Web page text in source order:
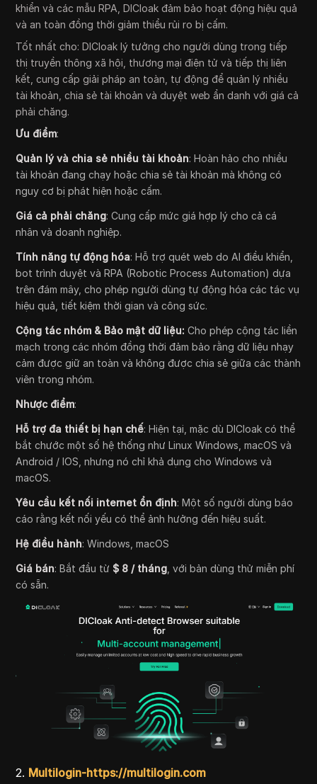
khiển và các mẫu RPA, DICloak đảm bảo hoạt động hiệu quả
và an toàn đồng thời giảm thiểu rủi ro bị cấm.
Tốt nhất cho: DICloak lý tưởng cho người dùng trong tiếp
thị truyền thông xã hội, thương mại điện tử và tiếp thị liên
kết, cung cấp giải pháp an toàn, tự động để quản lý nhiều
tài khoản, chia sẻ tài khoản và duyệt web ẩn danh với giá cả
phải chăng.
Ưu điểm:
Quản lý và chia sẻ nhiều tài khoản: Hoàn hảo cho nhiều
tài khoản đang chạy hoặc chia sẻ tài khoản mà không có
nguy cơ bị phát hiện hoặc cấm.
Giá cả phải chăng: Cung cấp mức giá hợp lý cho cả cá
nhân và doanh nghiệp.
Tính năng tự động hóa: Hỗ trợ quét web do AI điều khiển,
bot trình duyệt và RPA (Robotic Process Automation) dựa
trên đám mây, cho phép người dùng tự động hóa các tác vụ
hiệu quả, tiết kiệm thời gian và công sức.
Cộng tác nhóm & Bảo mật dữ liệu:Cho phép cộng tác liền
mạch trong các nhóm đồng thời đảm bảo rằng dữ liệu nhạy
cảm được giữ an toàn và không được chia sẻ giữa các thành
viên trong nhóm.
Nhược điểm:
Hỗ trợ đa thiết bị hạn chế: Hiện tại, mặc dù DICloak có thể
bắt chước một số hệ thống như Linux Windows, macOS và
Android / IOS, nhưng nó chỉ khả dụng cho Windows và
macOS.
Yêu cầu kết nối internet ổn định: Một số người dùng báo
cáo rằng kết nối yếu có thể ảnh hưởng đến hiệu suất.
Hệ điều hành: Windows, macOS
Giá bán: Bắt đầu từ $ 8 / tháng , với bản dùng thử miễn phí
có sẵn.
2. Multilogin-https://multilogin.com